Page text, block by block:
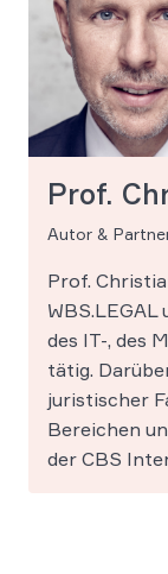
Prof.
Autor &
Prof.
des IT-, des
tätig.
juristischer
Bereichen
der CBS